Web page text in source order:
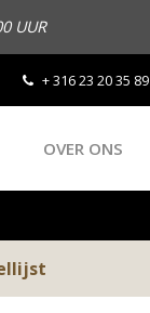
UUR
+ 316 23 20 35 89
OVER ONS